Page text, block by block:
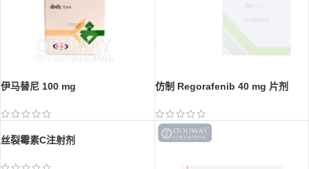
伊马替尼 100 mg 仿制 Regorafenib 40 mg 片剂